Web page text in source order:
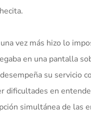
vez más hizo lo
en una pantalla
su
dificultades en
simultánea de las